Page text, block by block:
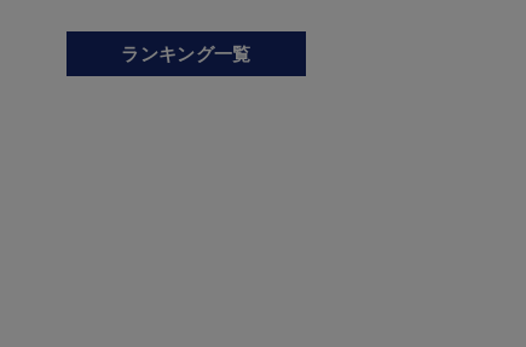
ランキング一覧